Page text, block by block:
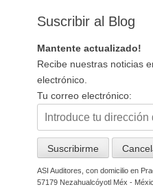
Suscribir al Blog
Mantente actualizado!
Recibe nuestras noticias
electrónico.
Tu correo electrónico:
ASI Auditores, con domicilio en
57179 Nezahualcóyotl Méx -